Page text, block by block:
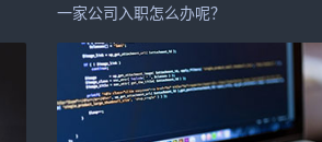
一家公司入职怎么办呢？